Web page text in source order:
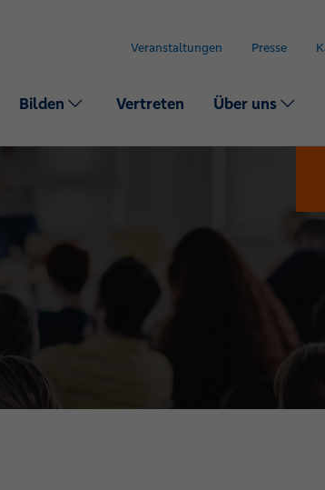
Veranstaltungen Presse
Bilden Vertreten Über uns